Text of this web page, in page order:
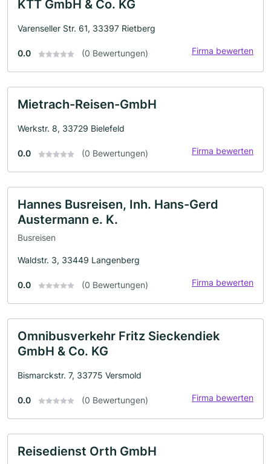
KTT GmbH & Co. KG
Varenseller Str. 61, 33397 Rietberg
0.0 (0 Bewertungen) Firma bewerten
Mietrach-Reisen-GmbH
Werkstr. 8, 33729 Bielefeld
0.0 (0 Bewertungen) Firma bewerten
Hannes Busreisen, Inh. Hans-Gerd
Austermann e. K.
Busreisen
Waldstr. 3, 33449 Langenberg
0.0 (0 Bewertungen) Firma bewerten
Omnibusverkehr Fritz Sieckendiek
GmbH & Co. KG
Bismarckstr. 7, 33775 Versmold
0.0 (0 Bewertungen) Firma bewerten
Reisedienst Orth GmbH